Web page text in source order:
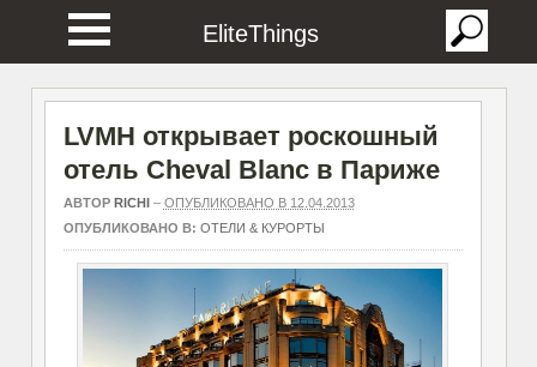
EliteThings
LVMH открывает роскошный
отель Cheval Blanc в Париже
АВТОР RICHI– ОПУБЛИКОВАНО В 12.04.2013
ОПУБЛИКОВАНО В: ОТЕЛИ & КУРОРТЫ